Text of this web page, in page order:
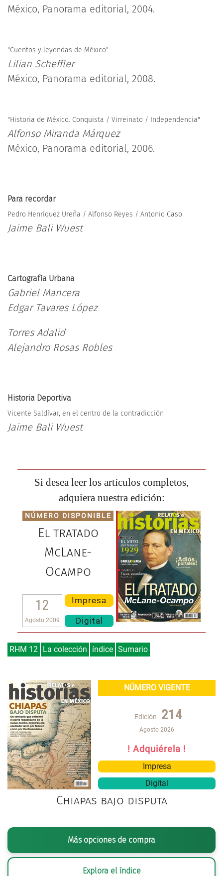
México, Panorama editorial, 2004.
"Cuentos y leyendas de México"
Lilian Scheffler
México, Panorama editorial, 2008.
"Historia de México. Conquista / Virreinato / Independencia"
Alfonso Miranda Márquez
México, Panorama editorial, 2006.
Para recordar
Pedro Henríquez Ureña / Alfonso Reyes / Antonio Caso
Jaime Bali Wuest
Cartografía Urbana
Gabriel Mancera
Edgar Tavares López
Torres Adalid
Alejandro Rosas Robles
Historia Deportiva
Vicente Saldívar, en el centro de la contradicción
Jaime Bali Wuest
Si desea leer los artículos completos,
adquiera nuestra edición:
NÚMERO DISPONIBLE
El tratado
McLane-
Ocampo
12
Agosto 2009
Impresa
Digital
RHM 12 La colección índice Sumario
NÚMERO VIGENTE
Edición 214
Agosto 2026
! Adquiérela !
Impresa
Digital
Chiapas bajo disputa
Más opciones de compra
Explora el índice